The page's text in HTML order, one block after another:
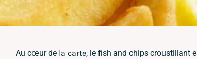
Au cœur de la carte, le fish and chips croustillant